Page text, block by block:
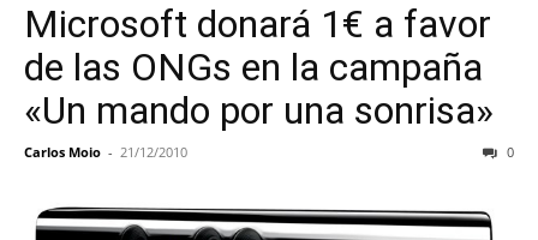
Microsoft donará 1€ a favor
de las ONGs en la campaña
«Un mando por una sonrisa»
Carlos Moio - 21/12/2010 0